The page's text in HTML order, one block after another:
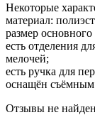
Некоторые
материал:
размер
есть отделения
мелочей;
есть ручка для
оснащён
Отзывы не